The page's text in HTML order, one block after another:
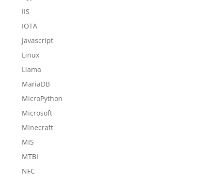
IIS
IOTA
Javascript
Linux
Llama
MariaDB
MicroPython
Microsoft
Minecraft
MIS
MTBI
NFC